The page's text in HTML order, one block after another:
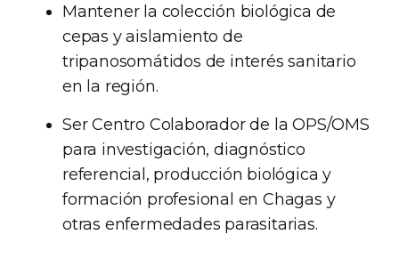
Mantener la colección biológica de
cepas y aislamiento de
tripanosomátidos de interés sanitario
en la región.
Ser Centro Colaborador de la OPS/OMS
para investigación, diagnóstico
referencial, producción biológica y
formación profesional en Chagas y
otras enfermedades parasitarias.